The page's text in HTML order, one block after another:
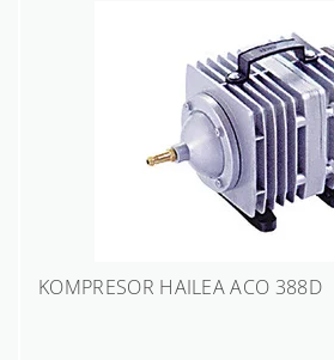
KOMPRESOR HAILEA ACO 388D